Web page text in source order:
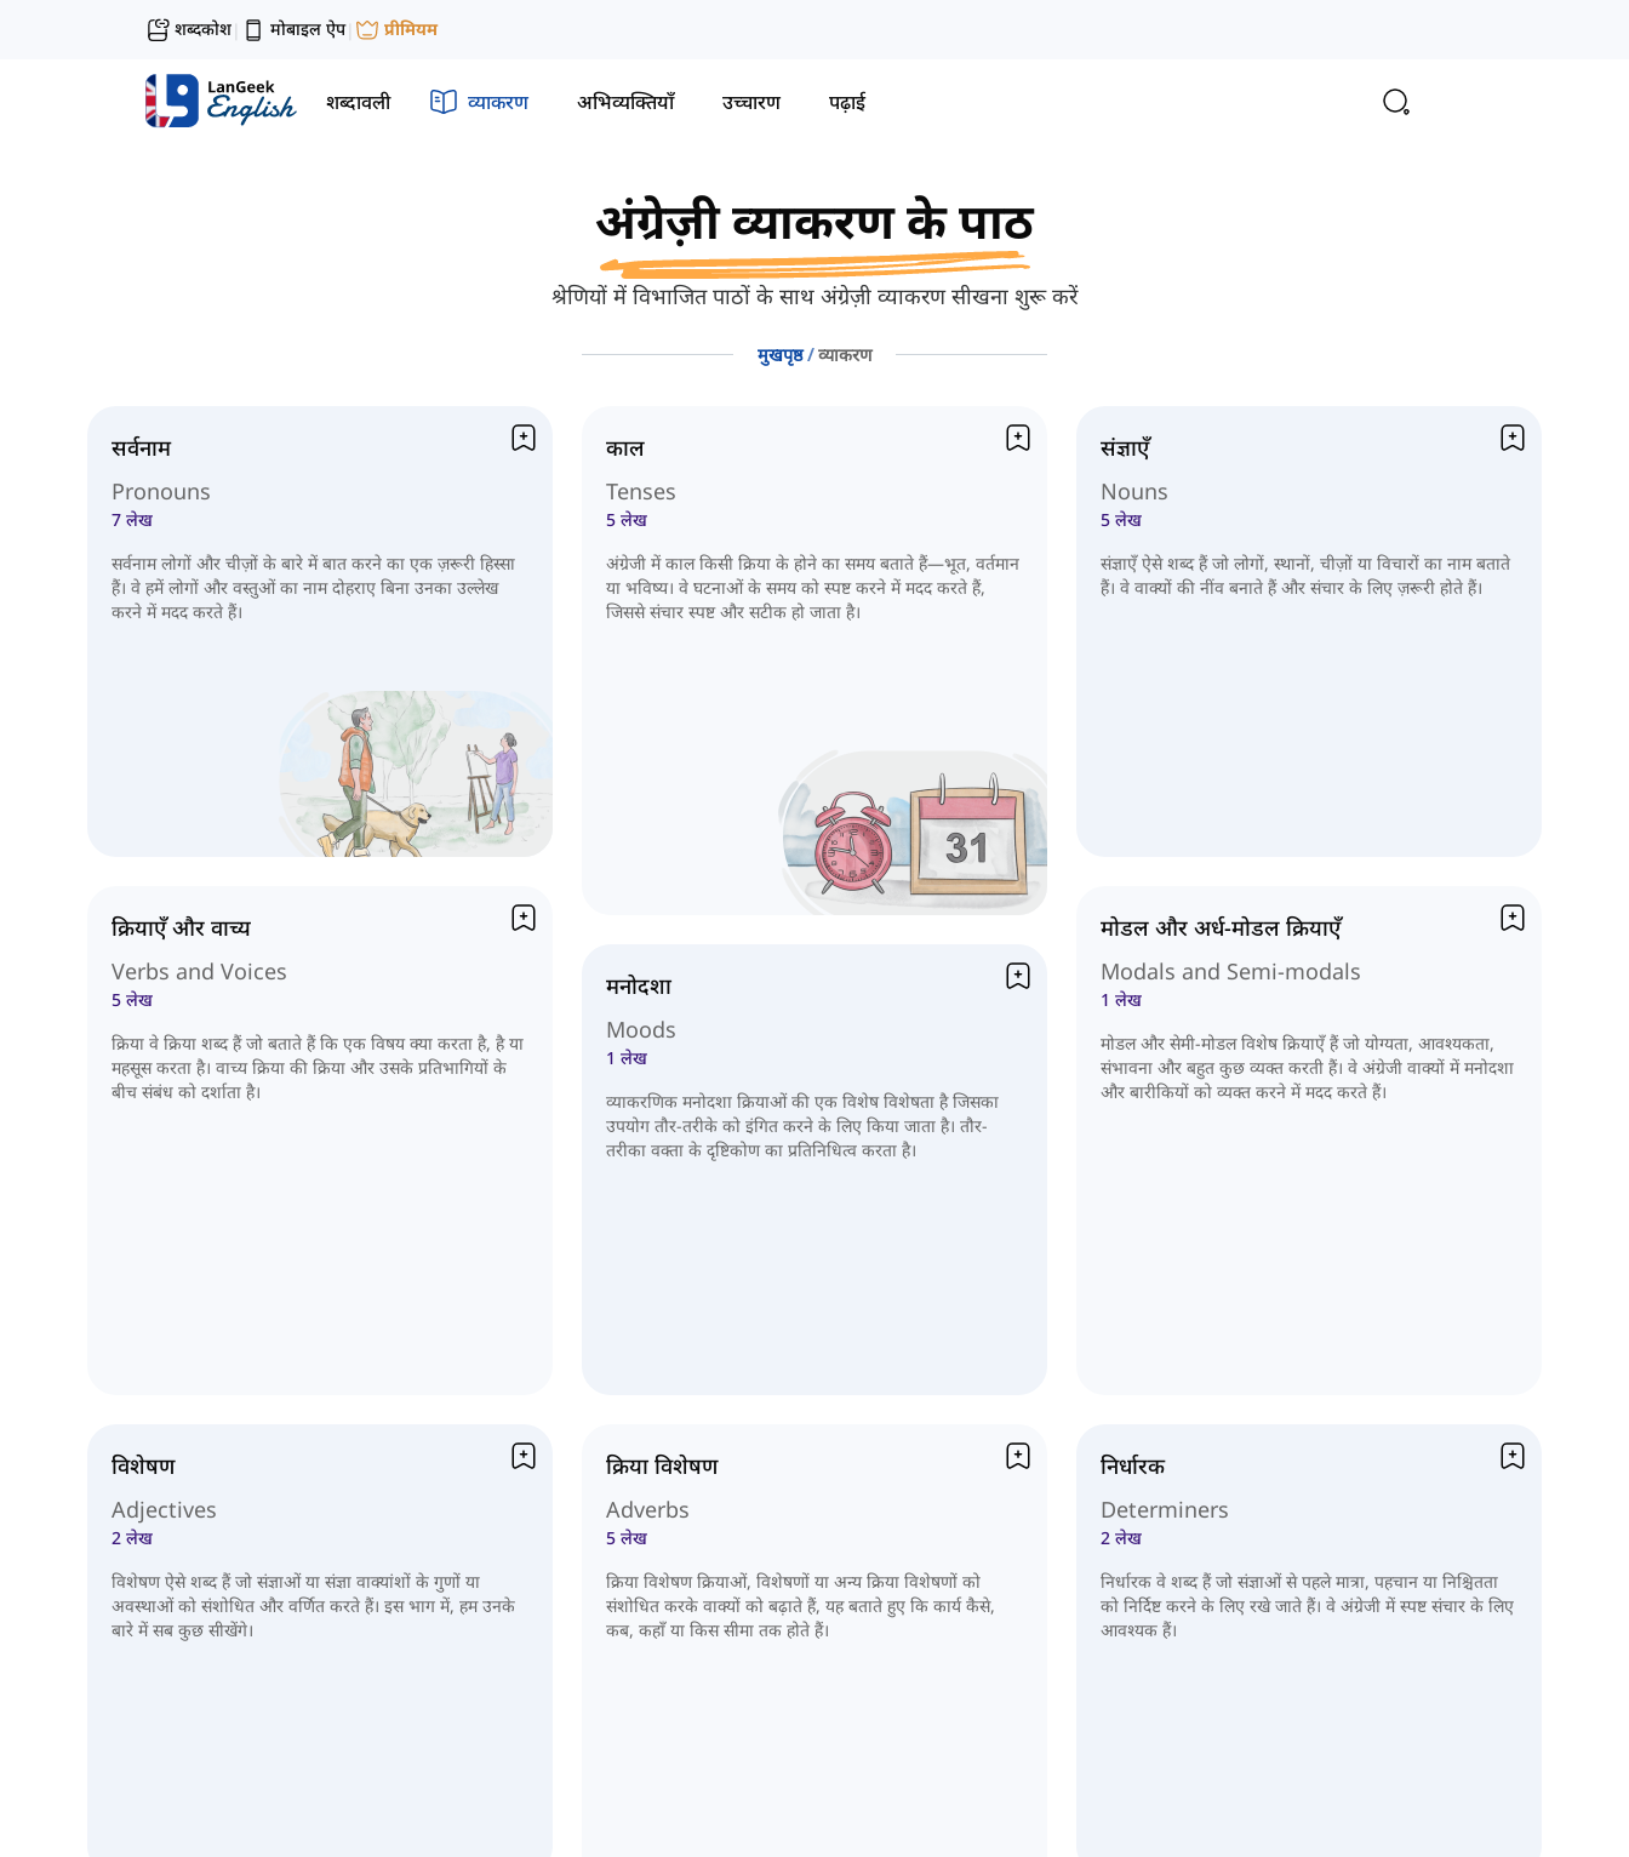
शब्दकोश| मोबाइल ऐप| प्रीमियम
शब्दावली व्याकरण अभिव्यक्तियाँ उच्चारण पढ़ाई
अंग्रेज़ी व्याकरण के पाठ
श्रेणियों में विभाजित पाठों के साथ अंग्रेज़ी व्याकरण सीखना शुरू करें
मुखपृष्ठ व्याकरण
सर्वनाम
Pronouns
7 लेख
सर्वनाम लोगों और चीज़ों के बारे में बात करने का एक ज़रूरी हिस्सा
हैं। वे हमें लोगों और वस्तुओं का नाम दोहराए बिना उनका उल्लेख
करने में मदद करते हैं।
काल
Tenses
5 लेख
अंग्रेजी में काल किसी क्रिया के होने का समय बताते हैं—भूत, वर्तमान
या भविष्य। वे घटनाओं के समय को स्पष्ट करने में मदद करते हैं,
जिससे संचार स्पष्ट और सटीक हो जाता है।
संज्ञाएँ
Nouns
5 लेख
संज्ञाएँ ऐसे शब्द हैं जो लोगों, स्थानों, चीज़ों या विचारों का नाम बताते
हैं। वे वाक्यों की नींव बनाते हैं और संचार के लिए ज़रूरी होते हैं।
क्रियाएँ और वाच्य
Verbs and Voices
5 लेख
क्रिया वे क्रिया शब्द हैं जो बताते हैं कि एक विषय क्या करता है, है या
महसूस करता है। वाच्य क्रिया की क्रिया और उसके प्रतिभागियों के
बीच संबंध को दर्शाता है।
मनोदशा
Moods
1 लेख
व्याकरणिक मनोदशा क्रियाओं की एक विशेष विशेषता है जिसका
उपयोग तौर-तरीके को इंगित करने के लिए किया जाता है। तौर-
तरीका वक्ता के दृष्टिकोण का प्रतिनिधित्व करता है।
मोडल और अर्ध-मोडल क्रियाएँ
Modals and Semi-modals
1 लेख
मोडल और सेमी-मोडल विशेष क्रियाएँ हैं जो योग्यता, आवश्यकता,
संभावना और बहुत कुछ व्यक्त करती हैं। वे अंग्रेजी वाक्यों में मनोदशा
और बारीकियों को व्यक्त करने में मदद करते हैं।
विशेषण
Adjectives
2 लेख
विशेषण ऐसे शब्द हैं जो संज्ञाओं या संज्ञा वाक्यांशों के गुणों या
अवस्थाओं को संशोधित और वर्णित करते हैं। इस भाग में, हम उनके
बारे में सब कुछ सीखेंगे।
क्रिया विशेषण
Adverbs
5 लेख
क्रिया विशेषण क्रियाओं, विशेषणों या अन्य क्रिया विशेषणों को
संशोधित करके वाक्यों को बढ़ाते हैं, यह बताते हुए कि कार्य कैसे,
कब, कहाँ या किस सीमा तक होते हैं।
निर्धारक
Determiners
2 लेख
निर्धारक वे शब्द हैं जो संज्ञाओं से पहले मात्रा, पहचान या निश्चितता
को निर्दिष्ट करने के लिए रखे जाते हैं। वे अंग्रेजी में स्पष्ट संचार के लिए
आवश्यक हैं।